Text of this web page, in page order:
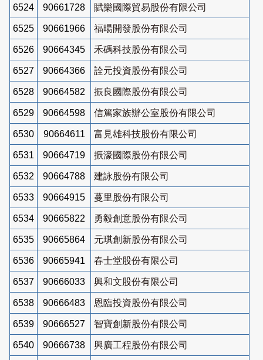
6524 90661728 賦樂國際貿易股份有限公司
6525 90661966 福暘開發股份有限公司
6526 90664345 禾碼科技股份有限公司
6527 90664366 詮元投資股份有限公司
6528 90664582 振良國際股份有限公司
6529 90664598 信篤家族辦公室股份有限公司
6530 90664611 富見雄科技股份有限公司
6531 90664719 振濠國際股份有限公司
6532 90664788 建詠股份有限公司
6533 90664915 蔓里股份有限公司
6534 90665822 勇毅創意股份有限公司
6535 90665864 元琪創新股份有限公司
6536 90665941 春士堂股份有限公司
6537 90666033 興和文股份有限公司
6538 90666483 恩臨投資股份有限公司
6539 90666527 智寶創新股份有限公司
6540 90666738 興廣工程股份有限公司